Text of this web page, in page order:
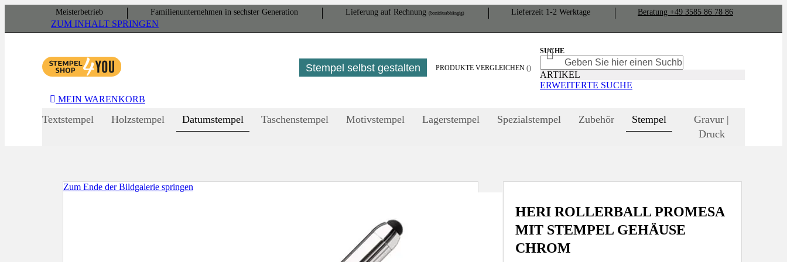
Meister­betrieb Familien­unter­nehmen in sechster Gene­ration Lieferung auf Rech­nung (bonitätsabhängig) Liefer­zeit 1-2 Werk­tage Bera­tung +49 3585 86 78 86
ZUM INHALT SPRINGEN
MEIN WARENKORB
Stempel selbst gestalten
SUCHE
SUCHE
ARTIKEL
ERWEITERTE SUCHE
SUCHE
PRODUKTE VERGLEICHEN
Textstempel Holzstempel Datumstempel Taschenstempel Motivstempel Lagerstempel Spezialstempel Zubehör Stempel
Gravur |
Druck
HERI ROLLERBALL PROMESA
MIT STEMPEL GEHÄUSE
CHROM
Zum Ende der Bildgalerie springen